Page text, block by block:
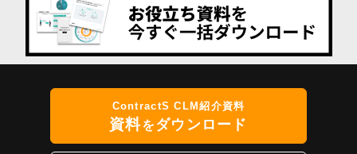
ContractS CLM紹介資料
資料をダウンロード